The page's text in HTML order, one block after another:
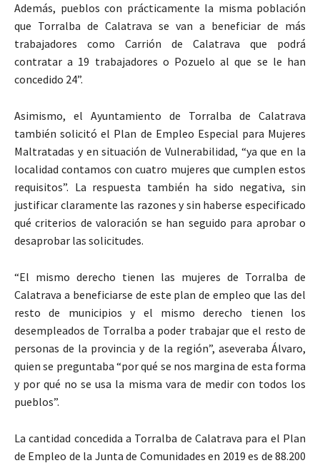
Además, pueblos con prácticamente la misma población
que Torralba de Calatrava se van a beneficiar de más
trabajadores como Carrión de Calatrava que podrá
contratar a 19 trabajadores o Pozuelo al que se le han
concedido 24”.
Asimismo, el Ayuntamiento de Torralba de Calatrava
también solicitó el Plan de Empleo Especial para Mujeres
Maltratadas y en situación de Vulnerabilidad, “ya que en la
localidad contamos con cuatro mujeres que cumplen estos
requisitos”. La respuesta también ha sido negativa, sin
justificar claramente las razones y sin haberse especificado
qué criterios de valoración se han seguido para aprobar o
desaprobar las solicitudes.
“El mismo derecho tienen las mujeres de Torralba de
Calatrava a beneficiarse de este plan de empleo que las del
resto de municipios y el mismo derecho tienen los
desempleados de Torralba a poder trabajar que el resto de
personas de la provincia y de la región”, aseveraba Álvaro,
quien se preguntaba “por qué se nos margina de esta forma
y por qué no se usa la misma vara de medir con todos los
pueblos”.
La cantidad concedida a Torralba de Calatrava para el Plan
de Empleo de la Junta de Comunidades en 2019 es de 88.200